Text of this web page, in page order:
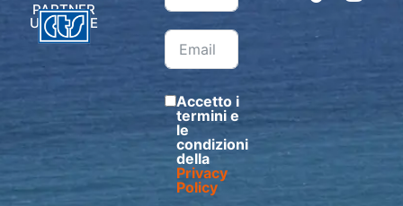
PARTNER
UFFICIALE
Accetto i
termini e
le
condizioni
della
Privacy
Policy